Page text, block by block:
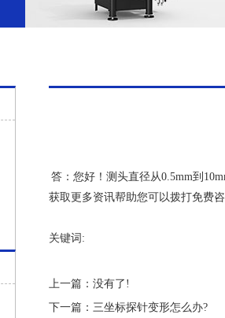
答：您好！ 测头直径从0.5mm到
获取更多资讯帮助您可以拨打免费
关键词:
上一篇：没有了!
下一篇： 三坐标探针变形怎么办?